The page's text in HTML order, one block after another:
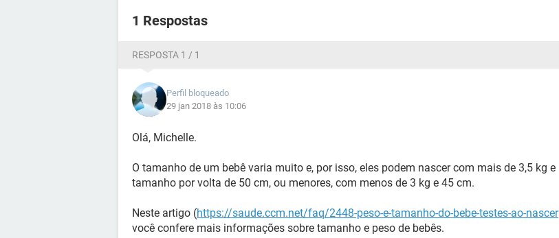
1 Respostas
RESPOSTA 1 / 1
Perfil bloqueado
29 jan 2018 às 10:06
Olá, Michelle.
O tamanho de um bebê varia muito e, por isso, eles podem nascer com mais de 3,5 kg e
tamanho por volta de 50 cm, ou menores, com menos de 3 kg e 45 cm.
Neste artigo (https://saude.ccm.net/faq/2448-peso-e-tamanho-do-bebe-testes-ao-nascer
você confere mais informações sobre tamanho e peso de bebês.